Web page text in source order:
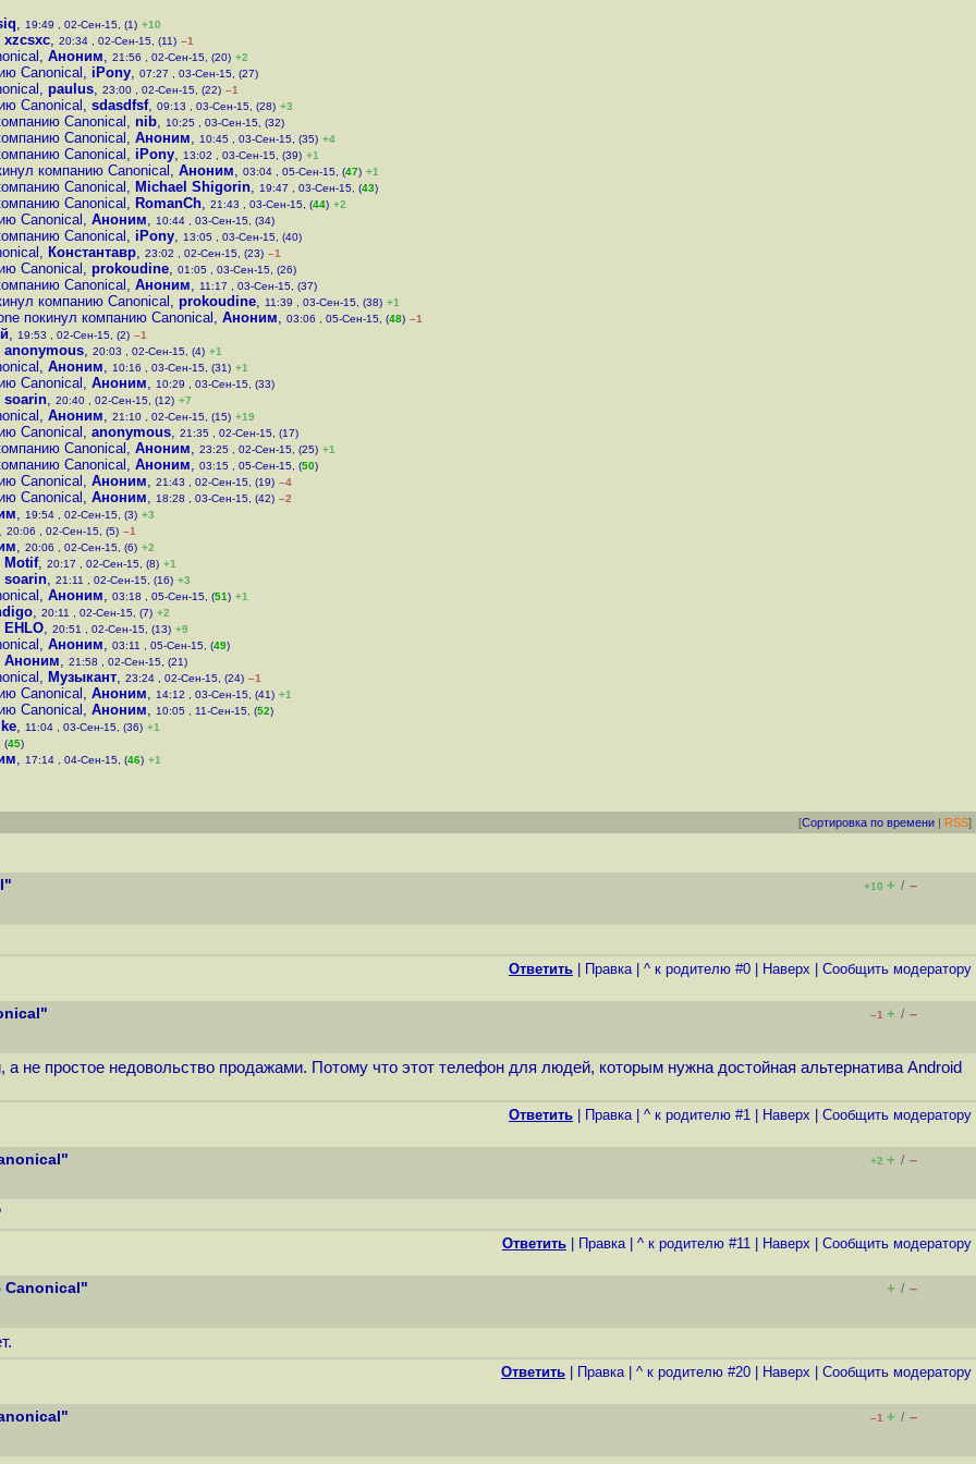
, 19:49 , 02-Сен-15, (1) +10
xzcsxc, 20:34 , 02-Сен-15, (11) –1
, Аноним, 21:56 , 02-Сен-15, (20) +2
Canonical , iPony, 07:27 , 03-Сен-15, (27)
, paulus, 23:00 , 02-Сен-15, (22) –1
Canonical , sdasdfsf, 09:13 , 03-Сен-15, (28) +3
Canonical , nib, 10:25 , 03-Сен-15, (32)
Canonical , Аноним, 10:45 , 03-Сен-15, (35) +4
Canonical , iPony, 13:02 , 03-Сен-15, (39) +1
компанию Canonical , Аноним, 03:04 , 05-Сен-15, (47) +1
Canonical , Michael Shigorin, 19:47 , 03-Сен-15, (43)
Canonical , RomanCh, 21:43 , 03-Сен-15, (44) +2
Canonical , Аноним, 10:44 , 03-Сен-15, (34)
Canonical , iPony, 13:05 , 03-Сен-15, (40)
, Константавр, 23:02 , 02-Сен-15, (23) –1
Canonical , prokoudine, 01:05 , 03-Сен-15, (26)
Canonical , Аноним, 11:17 , 03-Сен-15, (37)
компанию Canonical , prokoudine, 11:39 , 03-Сен-15, (38) +1
покинул компанию Canonical , Аноним, 03:06 , 05-Сен-15, (48) –1
, 19:53 , 02-Сен-15, (2) –1
anonymous, 20:03 , 02-Сен-15, (4) +1
, Аноним, 10:16 , 03-Сен-15, (31) +1
Canonical , Аноним, 10:29 , 03-Сен-15, (33)
soarin, 20:40 , 02-Сен-15, (12) +7
, Аноним, 21:10 , 02-Сен-15, (15) +19
Canonical , anonymous, 21:35 , 02-Сен-15, (17)
Canonical , Аноним, 23:25 , 02-Сен-15, (25) +1
Canonical , Аноним, 03:15 , 05-Сен-15, (50)
Canonical , Аноним, 21:43 , 02-Сен-15, (19) –4
Canonical , Аноним, 18:28 , 03-Сен-15, (42) –2
, 19:54 , 02-Сен-15, (3) +3
20:06 , 02-Сен-15, (5) –1
, 20:06 , 02-Сен-15, (6) +2
Motif, 20:17 , 02-Сен-15, (8) +1
soarin, 21:11 , 02-Сен-15, (16) +3
, Аноним, 03:18 , 05-Сен-15, (51) +1
, 20:11 , 02-Сен-15, (7) +2
EHLO, 20:51 , 02-Сен-15, (13) +9
, Аноним, 03:11 , 05-Сен-15, (49)
Аноним, 21:58 , 02-Сен-15, (21)
, Музыкант, 23:24 , 02-Сен-15, (24) –1
Canonical , Аноним, 14:12 , 03-Сен-15, (41) +1
Canonical , Аноним, 10:05 , 11-Сен-15, (52)
, 11:04 , 03-Сен-15, (36) +1
(45)
, 17:14 , 04-Сен-15, (46) +1
[Сортировка по времени | RSS]
+10 + / –
Ответить Правка| ^ к родителю #0 Наверх Cообщить модератору
–1 + / –
не простое недовольство продажами. Потому что этот телефон для людей, которым нужна достойная альтернатива Android
Ответить Правка| ^ к родителю #1 Наверх Cообщить модератору
+2 + / –
Ответить Правка| ^ к родителю #11 Наверх Cообщить модератору
Canonical" + / –
Ответить Правка| ^ к родителю #20 Наверх Cообщить модератору
–1 + / –